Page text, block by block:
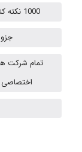
1000 نکته کنکوری + خلاصه جزوات ارشد بهداشت حرفه ای
تمام شرکت
اختصاصی